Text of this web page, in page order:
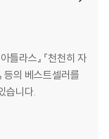
틀라스』 『천천히 자
등의 베스트셀러를
습니다.